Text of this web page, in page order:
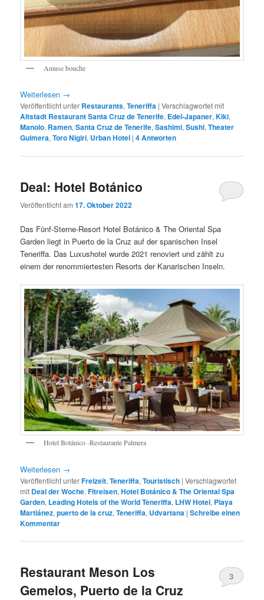
Amuse bouche
Weiterlesen →
Veröffentlicht unter Restaurants,Teneriffa |Verschlagwortet mit
Altstadt Restaurant Santa Cruz de Tenerife, Edel-Japaner,Kiki,
Manolo, Ramen,Santa Cruz de Tenerife,Sashimi,Sushi,Theater
Guimera,Toro Nigiri, Urban Hotel |4Antworten
Deal: Hotel Botánico
Veröffentlicht am17. Oktober 2022
Das Fünf-Sterne-Resort Hotel Botánico & The Oriental Spa
Garden liegt in Puerto de la Cruz auf der spanischen Insel
Teneriffa. Das Luxushotel wurde 2021 renoviert und zählt zu
einem der renommiertesten Resorts der Kanarischen Inseln.
Hotel Botánico -Restaurante Palmera
Weiterlesen →
Veröffentlicht unterFreizeit,Teneriffa,Touristisch |Verschlagwortet
mit Deal der Woche,Fitreisen,Hotel Botánico & The Oriental Spa
Garden, Leading Hotels of the World Teneriffa, LHW Hotel, Playa
Martiánez,puerto de la cruz,Teneriffa, Udvartana |Schreibe einen
Kommentar
Restaurant Meson Los
Gemelos, Puerto de la Cruz
3